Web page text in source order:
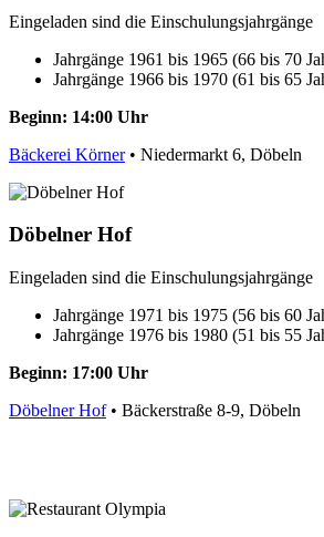
Eingeladen sind die Einschulungsjahrgänge
Jahrgänge 1961 bis 1965 (66 bis 70
Jahrgänge 1966 bis 1970 (61 bis 65
Beginn: 14:00 Uhr
Bäckerei Körner• Niedermarkt 6, Döbeln
Döbelner Hof
Eingeladen sind die Einschulungsjahrgänge
Jahrgänge 1971 bis 1975 (56 bis 60
Jahrgänge 1976 bis 1980 (51 bis 55
Beginn: 17:00 Uhr
Döbelner Hof• Bäckerstraße 8-9, Döbeln